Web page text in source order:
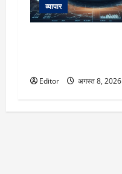
व्यापार
Editor अगस्त 8, 2026